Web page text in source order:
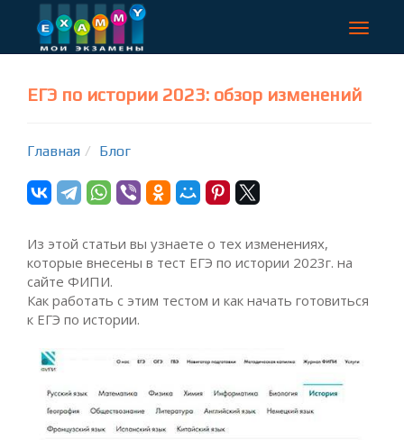
Toggle
ЕГЭ по истории 2023: обзор изменений
Главная Блог
Из этой статьи вы узнаете о тех изменениях,
которые внесены в тест ЕГЭ по истории 2023г. на
сайте ФИПИ.
Как работать с этим тестом и как начать готовиться
к ЕГЭ по истории.